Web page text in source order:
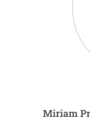
Miriam